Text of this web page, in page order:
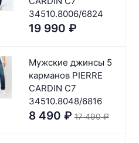
34510.8006/6824
19 990 ₽
Мужские джинсы 5
карманов PIERRE
CARDIN C7
34510.8048/6816
8 490 ₽ 17 490 ₽